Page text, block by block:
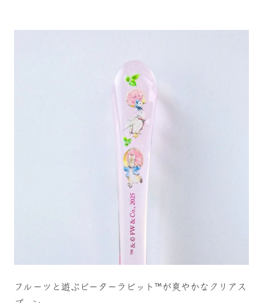
フルーツと遊ぶピーターラビット™が爽やかなクリアス